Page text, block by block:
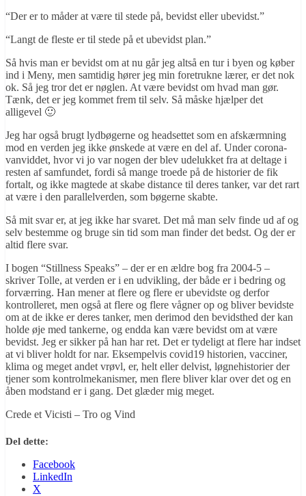
“Der er to måder at være til stede på, bevidst eller ubevidst.”
“Langt de fleste er til stede på et ubevidst plan.”
Så hvis man er bevidst om at nu går jeg altså en tur i byen og køber
ind i Meny, men samtidig hører jeg min foretrukne lærer, er det nok
ok. Så jeg tror det er nøglen. At være bevidst om hvad man gør.
Tænk, det er jeg kommet frem til selv. Så måske hjælper det
alligevel 🙂
Jeg har også brugt lydbøgerne og headsettet som en afskærmning
mod en verden jeg ikke ønskede at være en del af. Under corona-
vanviddet, hvor vi jo var nogen der blev udelukket fra at deltage i
resten af samfundet, fordi så mange troede på de historier de fik
fortalt, og ikke magtede at skabe distance til deres tanker, var det rart
at være i den parallelverden, som bøgerne skabte.
Så mit svar er, at jeg ikke har svaret. Det må man selv finde ud af og
selv bestemme og bruge sin tid som man finder det bedst. Og der er
altid flere svar.
I bogen “Stillness Speaks” – der er en ældre bog fra 2004-5 –
skriver Tolle, at verden er i en udvikling, der både er i bedring og
forværring. Han mener at flere og flere er ubevidste og derfor
kontrolleret, men også at flere og flere vågner op og bliver bevidste
om at de ikke er deres tanker, men derimod den bevidsthed der kan
holde øje med tankerne, og endda kan være bevidst om at være
bevidst. Jeg er sikker på han har ret. Det er tydeligt at flere har indset
at vi bliver holdt for nar. Eksempelvis covid19 historien, vacciner,
klima og meget andet vrøvl, er, helt eller delvist, løgnehistorier der
tjener som kontrolmekanismer, men flere bliver klar over det og en
åben modstand er i gang. Det glæder mig meget.
Crede et Vicisti – Tro og Vind
Del dette:
Facebook
LinkedIn
X